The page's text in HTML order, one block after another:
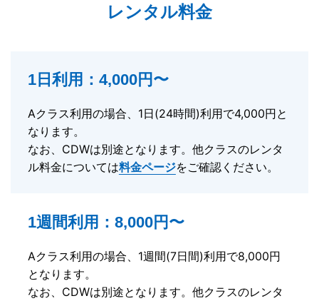
レンタル料金
1日利用：4,000円〜
Aクラス利用の場合、1日(24時間)利用で4,000円と
なります。
なお、CDWは別途となります。他クラスのレンタ
ル料金については料金ページをご確認ください。
1週間利用：8,000円〜
Aクラス利用の場合、1週間(7日間)利用で8,000円
となります。
なお、CDWは別途となります。他クラスのレンタ